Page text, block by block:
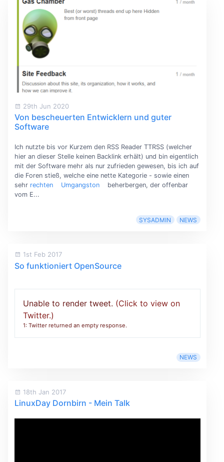
29th Jun 2020
Von bescheuerten Entwicklern und guter
Software
Ich nutzte bis vor Kurzem den RSS Reader TTRSS (welcher
hier an dieser Stelle keinen Backlink erhält) und bin eigentlich
mit der Software mehr als nur zufrieden gewesen, bis ich auf
die Foren stieß, welche eine nette Kategorie - sowie einen
sehr rechten Umgangston
beherbergen, der offenbar
vom E...
SYSADMIN NEWS
1st Feb 2017
So funktioniert OpenSource
Unable to render tweet. (Click to view on
Twitter.)
1: Twitter returned an empty response.
NEWS
18th Jan 2017
LinuxDay Dornbirn - Mein Talk